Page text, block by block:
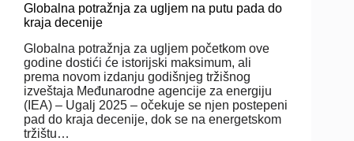
Globalna potražnja za ugljem na putu pada do
kraja decenije
Globalna potražnja za ugljem početkom ove
godine dostići će istorijski maksimum, ali
prema novom izdanju godišnjeg tržišnog
izveštaja Međunarodne agencije za energiju
(IEA) – Ugalj 2025 – očekuje se njen postepeni
pad do kraja decenije, dok se na energetskom
tržištu…